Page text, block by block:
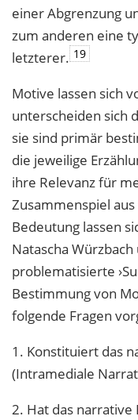
einer Abgrenzung
zum anderen eine
letzterer. 19
Motive lassen sich
unterscheiden sich
sie sind primär
die jeweilige
ihre Relevanz für
Zusammenspiel
Bedeutung lassen
Natascha
problematisierte
Bestimmung von
folgende Fragen
1. Konstituiert das
(Intramediale
2. Hat das narrative